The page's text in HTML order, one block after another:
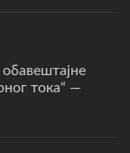
тока“ —